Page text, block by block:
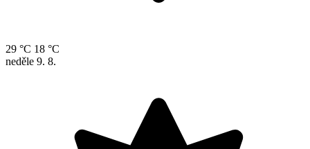
29 °C 18 °C
neděle 9. 8.